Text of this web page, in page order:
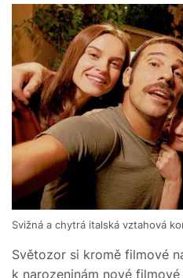
Svižná a chytrá italská vztahová
Světozor si kromě filmové
k narozeninám nové